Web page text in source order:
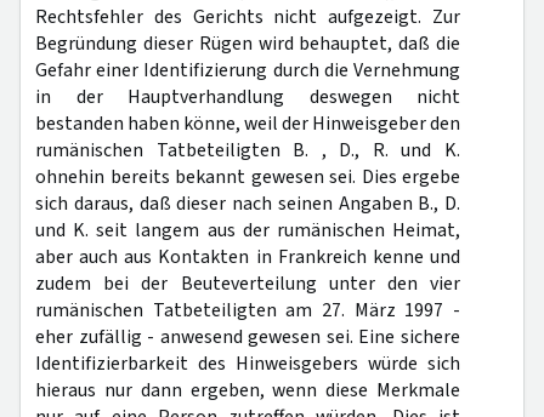
Rechtsfehler des Gerichts nicht aufgezeigt. Zur
Begründung dieser Rügen wird behauptet, daß die
Gefahr einer Identifizierung durch die Vernehmung
in der Hauptverhandlung deswegen nicht
bestanden haben könne, weil der Hinweisgeber den
rumänischen Tatbeteiligten B. , D., R. und K.
ohnehin bereits bekannt gewesen sei. Dies ergebe
sich daraus, daß dieser nach seinen Angaben B., D.
und K. seit langem aus der rumänischen Heimat,
aber auch aus Kontakten in Frankreich kenne und
zudem bei der Beuteverteilung unter den vier
rumänischen Tatbeteiligten am 27. März 1997 -
eher zufällig - anwesend gewesen sei. Eine sichere
Identifizierbarkeit des Hinweisgebers würde sich
hieraus nur dann ergeben, wenn diese Merkmale